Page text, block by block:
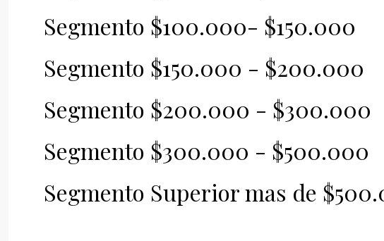
Segmento $100.000- $150.000
Segmento $150.000 - $200.000
Segmento $200.000 - $300.000
Segmento $300.000 - $500.000
Segmento Superior mas de